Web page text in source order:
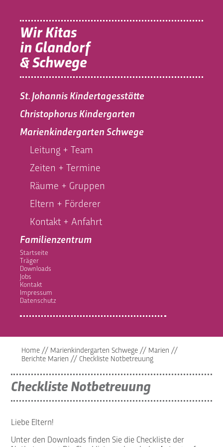
Wir Kitas
in Glandorf
& Schwege
St. Johannis Kindertagesstätte
Christophorus Kindergarten
Marienkindergarten Schwege
Leitung + Team
Zeiten + Termine
Räume + Gruppen
Eltern + Förderer
Kontakt + Anfahrt
Familienzentrum
Startseite
Träger
Downloads
Jobs
Kontakt
Impressum
Datenschutz
Home// Marienkindergarten Schwege// Marien //
Berichte Marien // Checkliste Notbetreuung
Checkliste Notbetreuung
Liebe Eltern!
Unter den Downloads finden Sie die Checkliste der